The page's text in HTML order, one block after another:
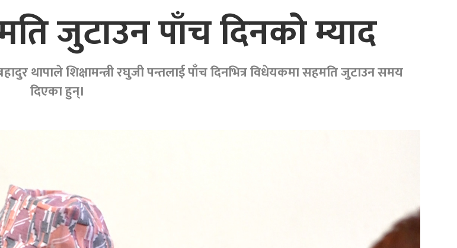
जुटाउन पाँच दिनको म्याद
थापाले शिक्षामन्त्री रघुजी पन्तलाई पाँच दिनभित्र विधेयकमा सहमति जुटाउन समय
दिएका हुन्।